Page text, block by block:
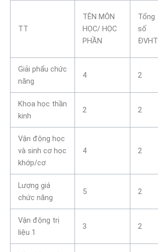
TT
TÊN MÔN
HỌC/ HỌC
PHẦN
Tổng
số
ĐVHT
Giải phẩu chức
năng
4 2
Khoa học thần
kinh
2 2
Vận động học
và sinh cơ học
khớp/cơ
4 2
Lượng giá
chức năng
5 2
Vận động trị
liệu 1
3 2